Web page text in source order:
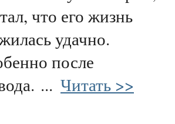
что его жизнь
удачно.
после
... Читать >>